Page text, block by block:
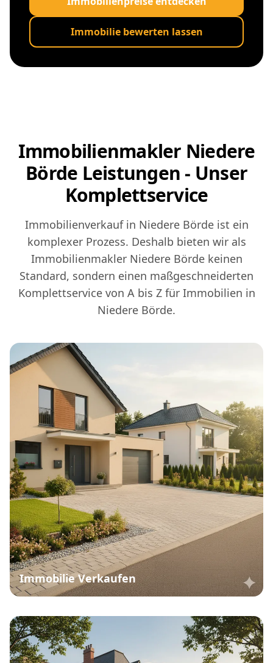
Immobilie bewerten lassen
Immobilienmakler Niedere
Börde Leistungen - Unser
Komplettservice
Immobilienverkauf in Niedere Börde ist ein
komplexer Prozess. Deshalb bieten wir als
Immobilienmakler Niedere Börde keinen
Standard, sondern einen maßgeschneiderten
Komplettservice von A bis Z für Immobilien in
Niedere Börde.
Immobilie Verkaufen